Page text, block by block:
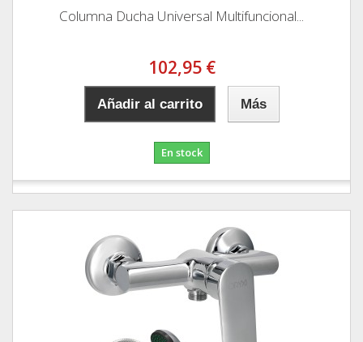
Columna Ducha Universal Multifuncional...
102,95 €
Añadir al carrito Más
En stock